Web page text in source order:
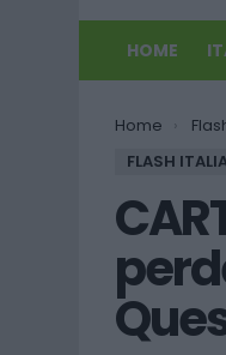
HOME
You are here:
Home
FLASH